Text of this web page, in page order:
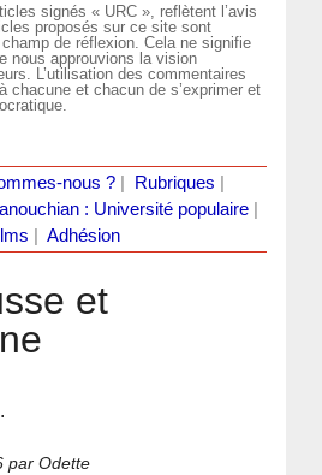
signés « URC », reflètent l’avis
proposés sur ce site sont
de réflexion. Cela ne signifie
nous approuvions la vision
L’utilisation des commentaires
chacune et chacun de s’exprimer et
nous ?| Rubriques
: Université populaire
Adhésion
et
par Odette